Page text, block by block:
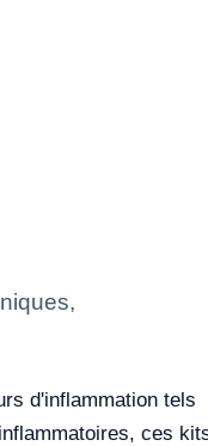
d'inflammation tels
ces